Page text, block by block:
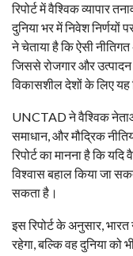
रिपोर्ट में वैश्विक व्यापार
दुनिया भर में निवेश
ने चेताया है कि ऐसी
जिससे रोजगार और
विकासशील देशों के लिए यह
UNCTAD ने वैश्विक
समाधान, और मौद्रिक
रिपोर्ट का मानना है कि
विश्वास बहाल किया जा
सकता है।
इस रिपोर्ट के अनुसार,
रहेगा, बल्कि वह दुनिया को